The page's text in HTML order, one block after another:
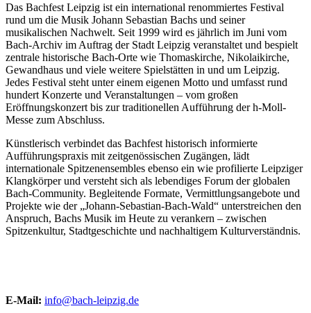
Das Bachfest Leipzig ist ein international renommiertes Festival
rund um die Musik Johann Sebastian Bachs und seiner
musikalischen Nachwelt. Seit 1999 wird es jährlich im Juni vom
Bach-Archiv im Auftrag der Stadt Leipzig veranstaltet und bespielt
zentrale historische Bach-Orte wie Thomaskirche, Nikolaikirche,
Gewandhaus und viele weitere Spielstätten in und um Leipzig.
Jedes Festival steht unter einem eigenen Motto und umfasst rund
hundert Konzerte und Veranstaltungen – vom großen
Eröffnungskonzert bis zur traditionellen Aufführung der h-Moll-
Messe zum Abschluss.
Künstlerisch verbindet das Bachfest historisch informierte
Aufführungspraxis mit zeitgenössischen Zugängen, lädt
internationale Spitzenensembles ebenso ein wie profilierte Leipziger
Klangkörper und versteht sich als lebendiges Forum der globalen
Bach-Community. Begleitende Formate, Vermittlungsangebote und
Projekte wie der „Johann-Sebastian-Bach-Wald“ unterstreichen den
Anspruch, Bachs Musik im Heute zu verankern – zwischen
Spitzenkultur, Stadtgeschichte und nachhaltigem Kulturverständnis.
E-Mail: info@bach-leipzig.de